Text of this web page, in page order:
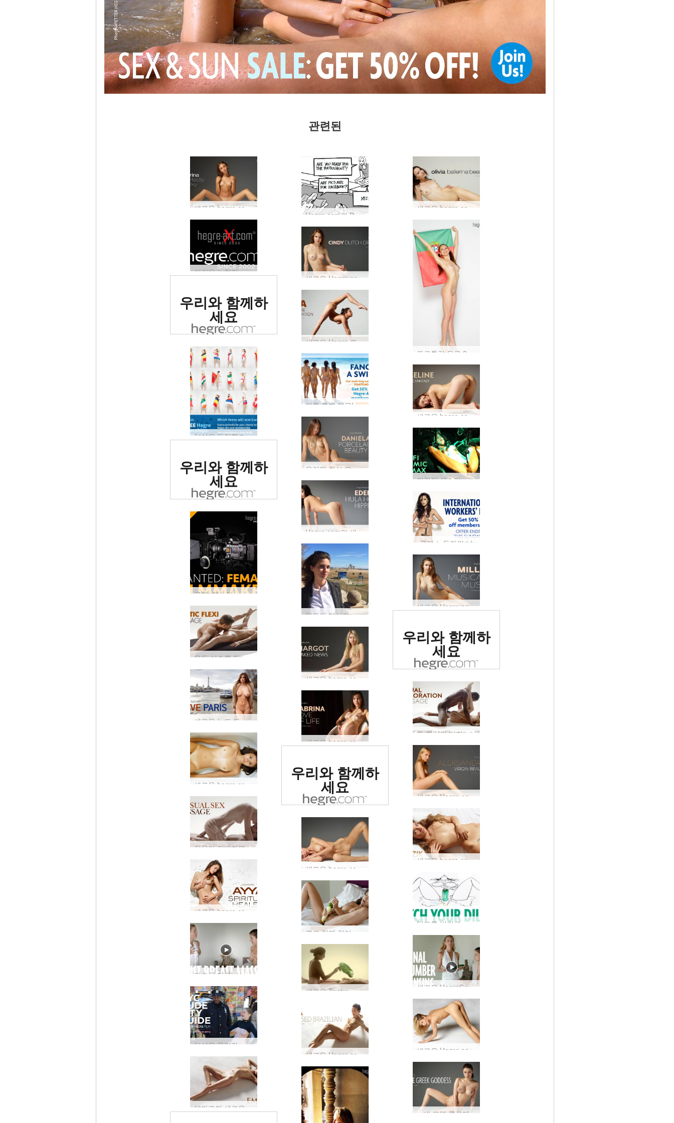
관련된
새로운 hegre.com 모델: Karina
Hegre.com의 DARK 측에 합류할 준비가 되셨습니까?
이것을 놓치지 마세요: 우리의 섹시한 새로운 모습을 기념하는 특별 제안…
사이트로 평가됨
우리와 함께하
세요
새로운 Hegre 모델: 이 소녀는 구부러지기 위해 태어났습니다…
당신은 득점했습니다! Hegre.com 회원권 100개 무료 증정…
여름 특별 제공! Hegre.com 멤버십 50% 할인
새로운 hegre.com 모델 Joseline
우리의 최신 모델을 만나보세요(그녀는 당신의 소장품 중 하나입니다)
이것이 섹스의 미래인가? 그것은 당신의 마음을 날려 버릴 것입니다…
사이트로 평가됨
우리와 함께하
세요
국제 노동자의 날
구함: 재능있는 여성 영화 제작자
탄트라 마사지: 남녀의 차이점은 무엇입니까?
새로운 Hegre.com 모델 Milla
운동 선수를 핥는 것은 어떻습니까? 이것을보세요!
사이트로 평가됨
우리와 함께하
세요
새로운 누드 도시 가이드를 참조하세요. 이번에는 파리입니다!
이 게임의 마지막 순간을 즐기게 될 것입니다...
새로운 hegre.com 모델 Sabrina
새로운 Hegre.com 모델 Aleksandra
사이트로 평가됨
우리와 함께하
세요
정욕이 지배하면 어떻게 될까요?
새로운 hegre.com 모델 Ganzik
딜도를 버리고 지역 농부를 지원해야 하는 10가지 이유
가슴을 더 잘 사랑하는 법 배우기
새로운 HegreSexEd를 소개합니다!
새로운 Tantra 치료사 Charlotta에게 인사하세요!
당신은 우리가 이것을 해야 한다는 것을 알고 있었습니다...
새로운 Hegre.com 모델 Lola
새로운 Hegre.com 모델 Mya
덴마크의 새로운 모드 Emma
새 모델 클로에